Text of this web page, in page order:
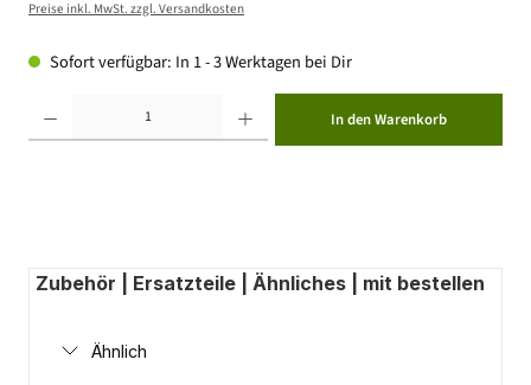
Preise inkl. MwSt. zzgl. Versandkosten
Sofort verfügbar: In 1 - 3 Werktagen bei Dir
In den Warenkorb
Zubehör | Ersatzteile | Ähnliches | mit bestellen
Ähnlich